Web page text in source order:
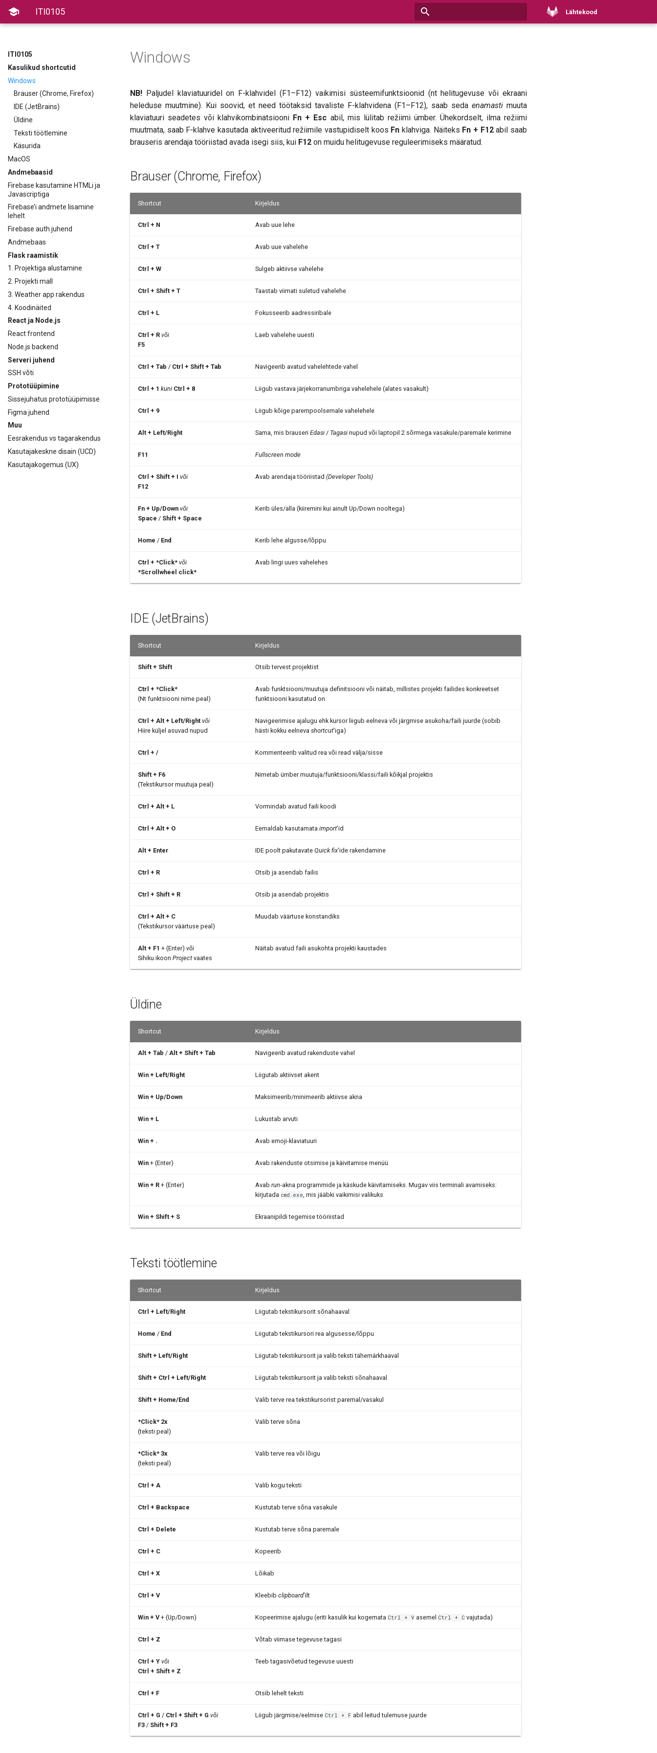
 ITI0105 Lähtekood
ITI0105
Kasulikud shortcutid
Windows
Brauser (Chrome, Firefox)
IDE (JetBrains)
Üldine
Teksti töötlemine
Käsurida
MacOS
Andmebaasid
Firebase kasutamine HTMLi ja
Javascriptiga
Firebase’i andmete lisamine
lehelt
Firebase auth juhend
Andmebaas
Flask raamistik
1. Projektiga alustamine
2. Projekti mall
3. Weather app rakendus
4. Koodinäited
React ja Node.js
React frontend
Node.js backend
Serveri juhend
SSH võti
Prototüüpimine
Sissejuhatus prototüüpimisse
Figma juhend
Muu
Eesrakendus vs tagarakendus
Kasutajakeskne disain (UCD)
Kasutajakogemus (UX)
Windows
NB! Paljudel klaviatuuridel on F-klahvidel (F1–F12) vaikimisi süsteemifunktsioonid (nt helitugevuse või ekraani
heleduse muutmine). Kui soovid, et need töötaksid tavaliste F-klahvidena (F1–F12), saab seda enamasti muuta
klaviatuuri seadetes või klahvikombinatsiooni Fn + Esc abil, mis lülitab režiimi ümber. Ühekordselt, ilma režiimi
muutmata, saab F-klahve kasutada aktiveeritud režiimile vastupidiselt koos Fn klahviga. Näiteks Fn + F12abil saab
brauseris arendaja tööriistad avada isegi siis, kui F12 on muidu helitugevuse reguleerimiseks määratud.
Brauser (Chrome, Firefox)
Shortcut Kirjeldus
Ctrl + N Avab uue lehe
Ctrl + T Avab uue vahelehe
Ctrl + W Sulgeb aktiivse vahelehe
Ctrl + Shift + T Taastab viimati suletud vahelehe
Ctrl + L Fokusseerib aadressiribale
Ctrl + R või
F5
Laeb vahelehe uuesti
Ctrl + Tab / Ctrl + Shift + Tab Navigeerib avatud vahelehtede vahel
Ctrl + 1 kuni Ctrl + 8 Liigub vastava järjekorranumbriga vahelehele (alates vasakult)
Ctrl + 9 Liigub kõige parempoolsemale vahelehele
Alt + Left/Right Sama, mis brauseri Edasi / Tagasi nupud või laptopil 2 sõrmega vasakule/paremale kerimine
F11 Fullscreen mode
Ctrl + Shift + I või
F12
Avab arendaja tööriistad (Developer Tools)
Fn + Up/Down või
Space / Shift + Space
Kerib üles/alla (kiiremini kui ainult Up/Down nooltega)
Home / End Kerib lehe algusse/lõppu
Ctrl + *Click* või
*Scrollwheel click*
Avab lingi uues vahelehes
IDE (JetBrains)
Shortcut Kirjeldus
Shift + Shift Otsib tervest projektist
Ctrl + *Click*
(Nt funktsiooni nime peal)
Avab funktsiooni/muutuja definitsiooni või näitab, millistes projekti failides konkreetset
funktsiooni kasutatud on
Ctrl + Alt + Left/Right või
Hiire küljel asuvad nupud
Navigeerimise ajalugu ehk kursor liigub eelneva või järgmise asukoha/faili juurde (sobib
hästi kokku eelneva shortcut'iga)
Ctrl + / Kommenteerib valitud rea või read välja/sisse
Shift + F6
(Tekstikursor muutuja peal)
Nimetab ümber muutuja/funktsiooni/klassi/faili kõikjal projektis
Ctrl + Alt + L Vormindab avatud faili koodi
Ctrl + Alt + O Eemaldab kasutamata import'id
Alt + Enter IDE poolt pakutavate Quick fix'ide rakendamine
Ctrl + R Otsib ja asendab failis
Ctrl + Shift + R Otsib ja asendab projektis
Ctrl + Alt + C
(Tekstikursor väärtuse peal)
Muudab väärtuse konstandiks
Alt + F1 + (Enter) või
Sihiku ikoon Project vaates
Näitab avatud faili asukohta projekti kaustades
Üldine
Shortcut Kirjeldus
Alt + Tab / Alt + Shift + Tab Navigeerib avatud rakenduste vahel
Win + Left/Right Liigutab aktiivset akent
Win + Up/Down Maksimeerib/minimeerib aktiivse akna
Win + L Lukustab arvuti
Win + . Avab emoji-klaviatuuri
Win + (Enter) Avab rakenduste otsimise ja käivitamise menüü
Win + R + (Enter) Avab run-akna programmide ja käskude käivitamiseks. Mugav viis terminali avamiseks:
kirjutada cmd.exe, mis jääbki vaikimisi valikuks
Win + Shift + S Ekraanipildi tegemise tööriistad
Teksti töötlemine
Shortcut Kirjeldus
Ctrl + Left/Right Liigutab tekstikursorit sõnahaaval
Home / End Liigutab tekstikursori rea algusesse/lõppu
Shift + Left/Right Liigutab tekstikursorit ja valib teksti tähemärkhaaval
Shift + Ctrl + Left/Right Liigutab tekstikursorit ja valib teksti sõnahaaval
Shift + Home/End Valib terve rea tekstikursorist paremal/vasakul
*Click* 2x
(teksti peal)
Valib terve sõna
*Click* 3x
(teksti peal)
Valib terve rea või lõigu
Ctrl + A Valib kogu teksti
Ctrl + Backspace Kustutab terve sõna vasakule
Ctrl + Delete Kustutab terve sõna paremale
Ctrl + C Kopeerib
Ctrl + X Lõikab
Ctrl + V Kleebib clipboard'ilt
Win + V+ (Up/Down) Kopeerimise ajalugu (eriti kasulik kui kogemata Ctrl + V asemel Ctrl + C vajutada)
Ctrl + Z Võtab viimase tegevuse tagasi
Ctrl + Y või
Ctrl + Shift + Z
Teeb tagasivõetud tegevuse uuesti
Ctrl + F Otsib lehelt teksti
Ctrl + G / Ctrl + Shift + G või
F3 / Shift + F3
Liigub järgmise/eelmise Ctrl + F abil leitud tulemuse juurde